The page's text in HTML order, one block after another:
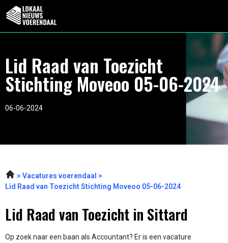
Lid Raad van Toezicht
Stichting Moveoo 05-06-2024
06-06-2024
Vacatures voerendaal
Lid Raad van Toezicht Stichting Moveoo 05-06-2024
Lid Raad van Toezicht in Sittard
Op zoek naar een baan als Accountant? Er is een vacature